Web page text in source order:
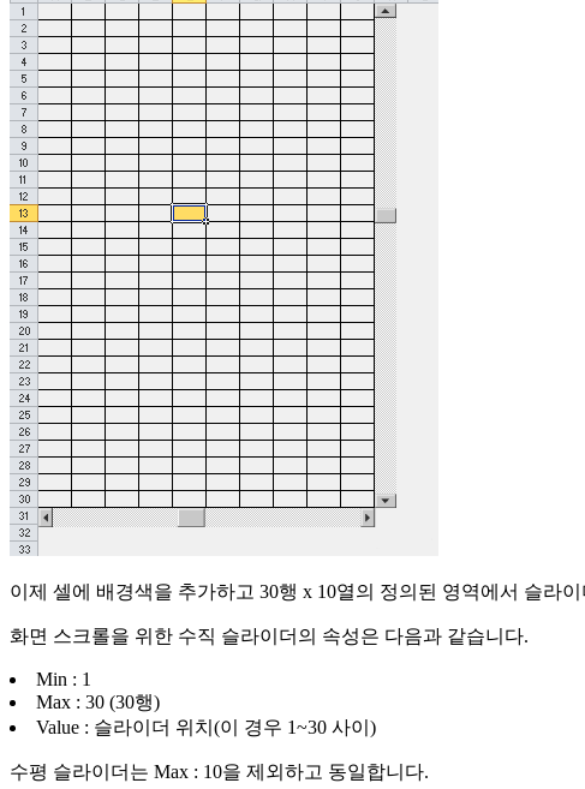
이제 셀에 배경색을 추가하고 30행 x 10열의 정의된 영역에서 슬라
화면 스크롤을 위한 수직 슬라이더의 속성은 다음과 같습니다.
Min : 1
Max : 30 (30행)
Value : 슬라이더 위치(이 경우 1~30 사이)
수평 슬라이더는 Max : 10을 제외하고 동일합니다.